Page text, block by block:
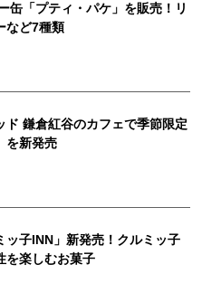
缶「プティ・パケ」を販売！リ
など7種類
ド 鎌倉紅谷のカフェで季節限定
を新発売
ッ子INN」新発売！クルミッ子
を楽しむお菓子